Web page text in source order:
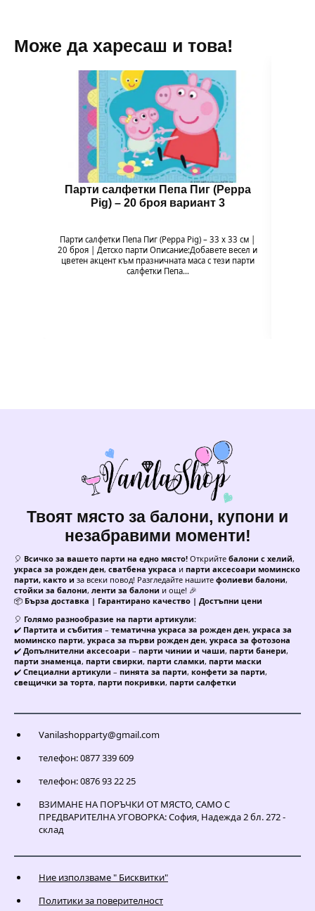
Може да харесаш и това!
Парти салфетки Пепа Пиг (Peppa
Pig) – 20 броя вариант 3
Парти салфетки Пепа Пиг (Peppa Pig) – 33 x 33 см |
20 броя | Детско парти Описание:Добавете весел и
цветен акцент към празничната маса с тези парти
салфетки Пепа…
Твоят място за балони, купони и
незабравими моменти!
🎈 Всичко за вашето парти на едно място! Открийте балони с хелий,
украса за рожден ден, сватбена украса и парти аксесоари моминско
парти, както и за всеки повод! Разгледайте нашите фолиеви балони,
стойки за балони, ленти за балони и още! 🎉
📦 Бърза доставка | Гарантирано качество | Достъпни цени
🎈 Голямо разнообразие на парти артикули:
✔️ Партита и събития – тематична украса за рожден ден, украса за
моминско парти, украса за първи рожден ден, украса за фотозона
✔️ Допълнителни аксесоари – парти чинии и чаши, парти банери,
парти знаменца, парти свирки, парти сламки, парти маски
✔️ Специални артикули – пинята за парти, конфети за парти,
свещички за торта, парти покривки, парти салфетки
Vanilashopparty@gmail.com
телефон: 0877 339 609
телефон: 0876 93 22 25
ВЗИМАНЕ НА ПОРЪЧКИ ОТ МЯСТО, САМО С
ПРЕДВАРИТЕЛНА УГОВОРКА: София, Надежда 2 бл. 272 -
склад
Ние използваме " Бисквитки"
Политики за поверителност